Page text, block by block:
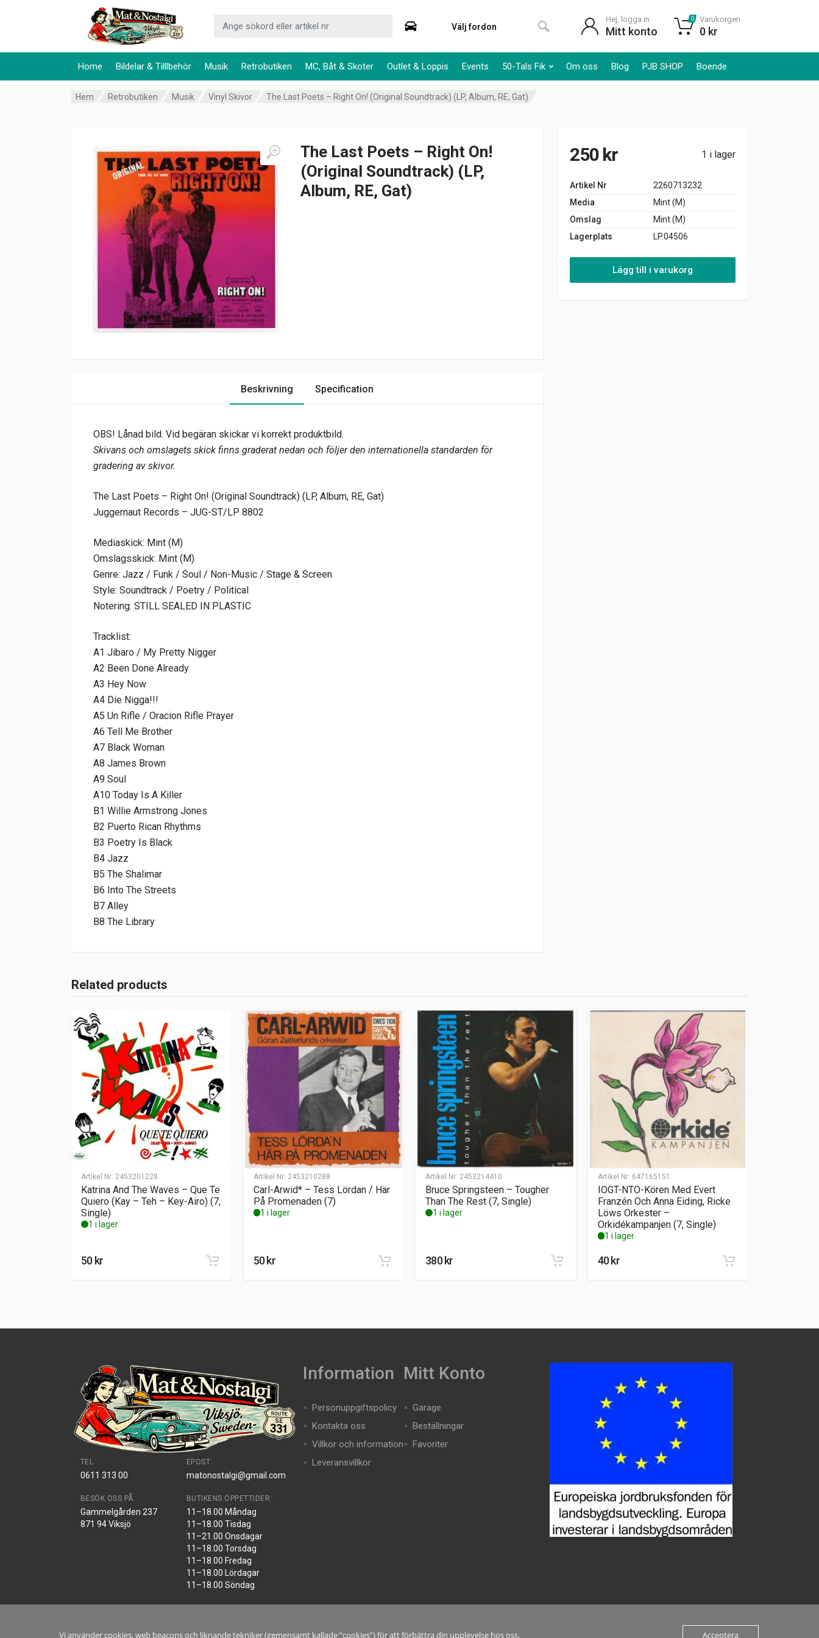
Home Bildelar & Tilllbehör Musik Retrobutiken MC, Båt & Skoter Outlet & Loppis Events 50-Tals Fik Om oss Blog PJB SHOP Boende
Välj fordon
Hej, logga in
Mitt konto
0 Varukorgen
0 kr
Hem Retrobutiken Musik Vinyl Skivor The Last Poets – Right On! (Original Soundtrack) (LP, Album, RE, Gat)
The Last Poets – Right On!
(Original Soundtrack) (LP,
Album, RE, Gat)
250 kr 1 i lager
Artikel Nr
2260713232
Media
Mint (M)
Omslag
Mint (M)
Lagerplats
LP.04506
Lägg till i varukorg
Beskrivning Specification
OBS! Lånad bild. Vid begäran skickar vi korrekt produktbild.
Skivans och omslagets skick finns graderat nedan och följer den internationella standarden för
gradering av skivor.
The Last Poets – Right On! (Original Soundtrack) (LP, Album, RE, Gat)
Juggernaut Records – JUG-ST/LP 8802
Mediaskick: Mint (M)
Omslagsskick: Mint (M)
Genre: Jazz / Funk / Soul / Non-Music / Stage & Screen
Style: Soundtrack / Poetry / Political
Notering: STILL SEALED IN PLASTIC
Tracklist:
A1 Jibaro / My Pretty Nigger
A2 Been Done Already
A3 Hey Now
A4 Die Nigga!!!
A5 Un Rifle / Oracion Rifle Prayer
A6 Tell Me Brother
A7 Black Woman
A8 James Brown
A9 Soul
A10 Today Is A Killer
B1 Willie Armstrong Jones
B2 Puerto Rican Rhythms
B3 Poetry Is Black
B4 Jazz
B5 The Shalimar
B6 Into The Streets
B7 Alley
B8 The Library
Related products
Artikel Nr: 2453201228
Katrina And The Waves – Que Te
Quiero (Kay – Teh – Key-Airo) (7,
Single)
1 i lager
50kr
Artikel Nr: 2453210288
Carl-Arwid* – Tess Lördan / Här
På Promenaden (7)
1 i lager
50kr
Artikel Nr: 2453214410
Bruce Springsteen – Tougher
Than The Rest (7, Single)
1 i lager
380kr
Artikel Nr: 647165151
IOGT-NTO-Kören Med Evert
Franzén Och Anna Eiding, Ricke
Löws Orkester –
Orkidékampanjen (7, Single)
1 i lager
40kr
TEL.
0611 313 00
EPOST:
matonostalgi@gmail.com
BESÖK OSS PÅ:
Gammelgården 237
871 94 Viksjö
BUTIKENS ÖPPETTIDER:
11–18.00 Måndag
11–18.00 Tisdag
11–21.00 Onsdagar
11–18.00 Torsdag
11–18.00 Fredag
11–18.00 Lördagar
11–18.00 Söndag
Information
Personuppgiftspolicy
Kontakta oss
Villkor och information
Leveransvillkor
Mitt Konto
Garage
Beställningar
Favoriter
Vi använder cookies, web beacons och liknande tekniker (gemensamt kallade ”cookies”) för att förbättra din upplevelse hos oss. Acceptera